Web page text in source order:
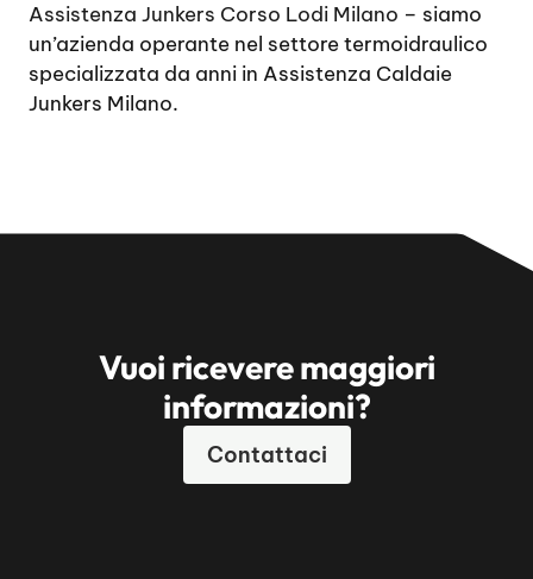
Assistenza Junkers Corso Lodi Milano – siamo
un’azienda operante nel settore termoidraulico
specializzata da anni in Assistenza Caldaie
Junkers Milano.
Vuoi ricevere maggiori
informazioni?
Contattaci